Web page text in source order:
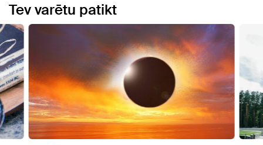
Tev varētu patikt